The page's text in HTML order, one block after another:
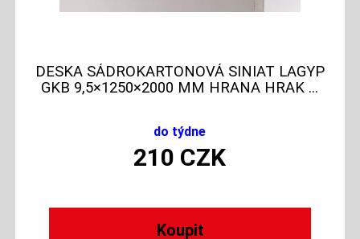
DESKA SÁDROKARTONOVÁ SINIAT LAGYP
GKB 9,5×1250×2000 MM HRANA HRAK ...
do týdne
210 CZK